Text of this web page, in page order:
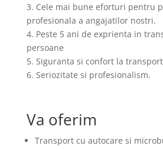
3. Cele mai bune eforturi pentru
profesionala a angajatilor nostri.
4. Peste 5 ani de exprienta in
persoane
5. Siguranta si confort la
6. Seriozitate si profesionalism.
Va oferim
Transport cu autocare si